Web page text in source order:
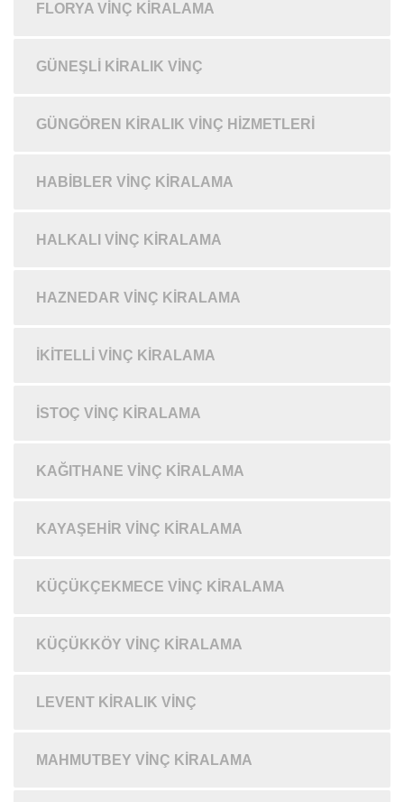
FLORYA VINÇ KIRALAMA
GÜNEŞLI KIRALIK VINÇ
GÜNGÖREN KIRALIK VINÇ HIZMETLERI
HABIBLER VINÇ KIRALAMA
HALKALI VINÇ KIRALAMA
HAZNEDAR VINÇ KIRALAMA
İKITELLI VINÇ KIRALAMA
İSTOÇ VINÇ KIRALAMA
KAĞITHANE VINÇ KIRALAMA
KAYAŞEHIR VINÇ KIRALAMA
KÜÇÜKÇEKMECE VINÇ KIRALAMA
KÜÇÜKKÖY VINÇ KIRALAMA
LEVENT KIRALIK VINÇ
MAHMUTBEY VINÇ KIRALAMA